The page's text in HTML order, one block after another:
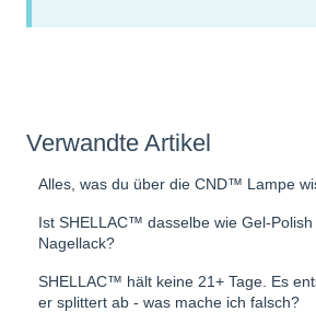
Verwandte Artikel
Alles, was du über die CND™ Lampe
Ist SHELLAC™ dasselbe wie Gel-Polish
Nagellack?
SHELLAC™ hält keine 21+ Tage. Es
er splittert ab - was mache ich falsch?